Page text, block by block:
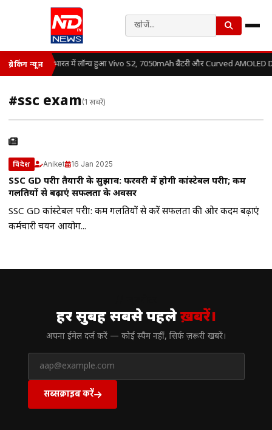
ब्रेकिंग न्यूज़ भारत में लॉन्च हुआ Vivo S2, 7050mAh बैटरी और Curved AMOLED
#ssc exam(1 खबरें)
विदेश Aniket 16 Jan 2025
SSC GD परीक्षा तैयारी के सुझाव: फरवरी में होगी कांस्टेबल परीक्षा; कम
गलतियों से बढ़ाएं सफलता के अवसर
SSC GD कांस्टेबल परीक्षा: कम गलतियों से करें सफलता की ओर कदम बढ़ाएं
कर्मचारी चयन आयोग...
हर सुबह सबसे पहलेख़बरें।
अपना ईमेल दर्ज करें — कोई स्पैम नहीं, सिर्फ ज़रूरी खबरें।
सब्सक्राइब करें